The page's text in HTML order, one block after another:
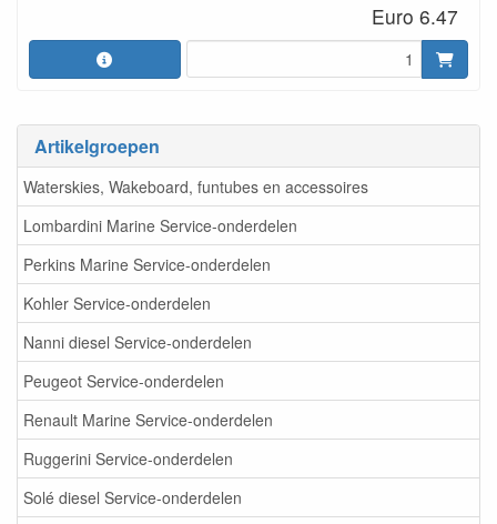
Artikelgroepen
Waterskies, Wakeboard, funtubes en accessoires
Lombardini Marine Service-onderdelen
Perkins Marine Service-onderdelen
Kohler Service-onderdelen
Nanni diesel Service-onderdelen
Peugeot Service-onderdelen
Renault Marine Service-onderdelen
Ruggerini Service-onderdelen
Solé diesel Service-onderdelen
Euro 6.47